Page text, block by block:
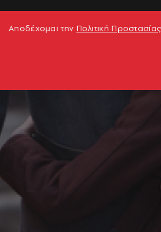
Αποδέχομαι την Πολιτική